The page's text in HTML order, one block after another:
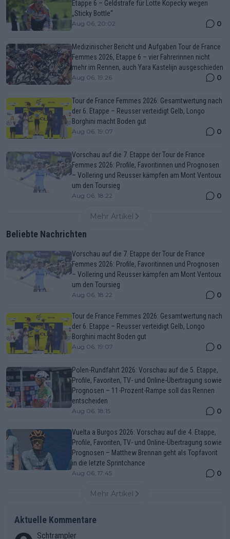
Etappe 6 – Geldstrafe für Lotte Kopecky wegen
„Sticky Bottle“
Aug 06, 20:02 0
Medizinischer Bericht und Aufgaben Tour de France
Femmes 2026, Etappe 6 – vier Fahrerinnen nicht
mehr im Rennen, auch Yara Kastelijn ausgeschieden
Aug 06, 19:26 0
Tour de France Femmes 2026: Gesamtwertung nach
der 6. Etappe – Reusser verteidigt Gelb, Longo
Borghini macht Boden gut
Aug 06, 19:07 0
Vorschau auf die 7. Etappe der Tour de France
Femmes 2026: Profile, Favoritinnen und Prognosen
– Vollering und Reusser kämpfen am Mont Ventoux
um den Toursieg
Aug 06, 18:22 0
Mehr Artikel
Beliebte Nachrichten
Vorschau auf die 7. Etappe der Tour de France
Femmes 2026: Profile, Favoritinnen und Prognosen
– Vollering und Reusser kämpfen am Mont Ventoux
um den Toursieg
Aug 06, 18:22 0
Tour de France Femmes 2026: Gesamtwertung nach
der 6. Etappe – Reusser verteidigt Gelb, Longo
Borghini macht Boden gut
Aug 06, 19:07 0
Polen-Rundfahrt 2026: Vorschau auf die 5. Etappe,
Profile, Favoriten, TV- und Online-Übertragung sowie
Prognosen – 11-Prozent-Rampe soll das Rennen
entscheiden
Aug 06, 18:15 0
Vuelta a Burgos 2026: Vorschau auf die 4. Etappe,
Profile, Favoriten, TV- und Online-Übertragung sowie
Prognosen – Matthew Brennan geht als Topfavorit
in die letzte Sprintchance
Aug 06, 17:45 0
Mehr Artikel
Aktuelle Kommentare
Schtrampler